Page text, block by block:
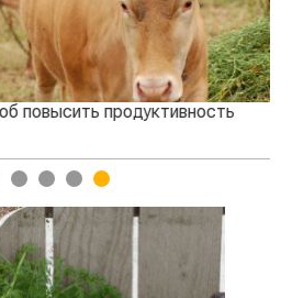
продуктивность
2 3 4 5